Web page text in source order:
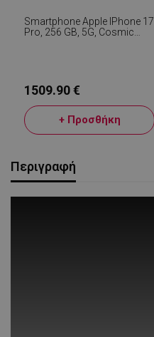
Smartphone Apple IPhone 17
Pro, 256 GB, 5G, Cosmic
1509.90 €
+ Προσθήκη
Περιγραφή